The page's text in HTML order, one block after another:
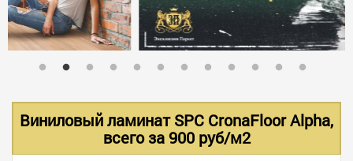
В НАЛИЧИИ
АКЦИИ
Виниловый ламинат SPC CronaFloor Alpha,
всего за 900 руб/м2